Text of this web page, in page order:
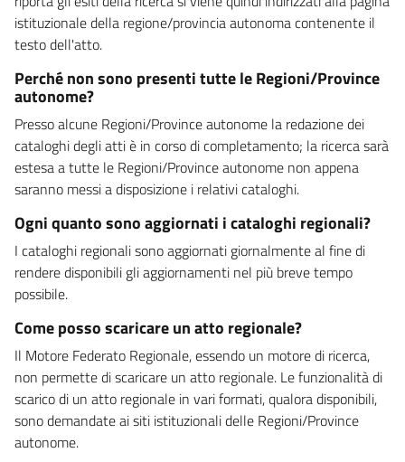
istituzionale della regione/provincia autonoma contenente il
testo dell'atto.
Perché non sono presenti tutte le Regioni/Province
autonome?
Presso alcune Regioni/Province autonome la redazione dei
cataloghi degli atti è in corso di completamento; la ricerca sarà
estesa a tutte le Regioni/Province autonome non appena
saranno messi a disposizione i relativi cataloghi.
Ogni quanto sono aggiornati i cataloghi regionali?
I cataloghi regionali sono aggiornati giornalmente al fine di
rendere disponibili gli aggiornamenti nel più breve tempo
possibile.
Come posso scaricare un atto regionale?
Il Motore Federato Regionale, essendo un motore di ricerca,
non permette di scaricare un atto regionale. Le funzionalità di
scarico di un atto regionale in vari formati, qualora disponibili,
sono demandate ai siti istituzionali delle Regioni/Province
autonome.